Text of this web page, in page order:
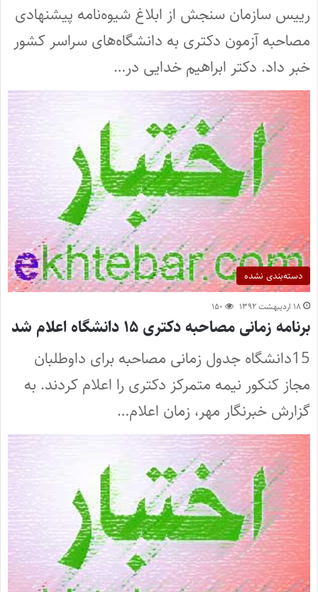
رییس سازمان سنجش از ابلاغ شیوه‌نامه پیشنهادی
مصاحبه آزمون دکتری به دانشگاه‌های سراسر کشور
خبر داد. دکتر ابراهیم خدایی در…
دسته‌بندی نشده
۱۸ اردیبهشت ۱۳۹۲ ۱۵۰
برنامه زمانی مصاحبه دکتری ۱۵ دانشگاه اعلام شد
15دانشگاه جدول زمانی مصاحبه برای داوطلبان
مجاز کنکور نیمه متمرکز دکتری را اعلام کردند. به
گزارش خبرنگار مهر، زمان اعلام…